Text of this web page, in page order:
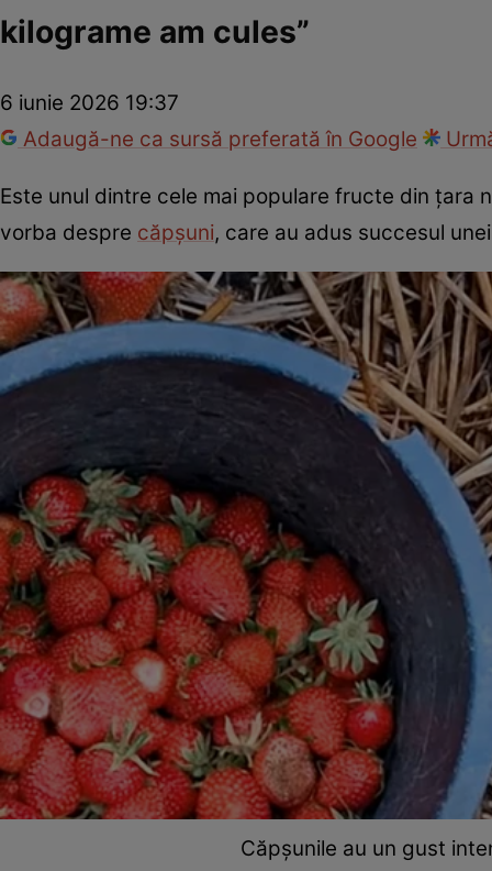
kilograme am cules”
6 iunie 2026 19:37
Adaugă-ne ca sursă preferată în Google
Este unul dintre cele mai populare fructe din țara
vorba despre căpșuni, care au adus succesul
Căpșunile au un gust